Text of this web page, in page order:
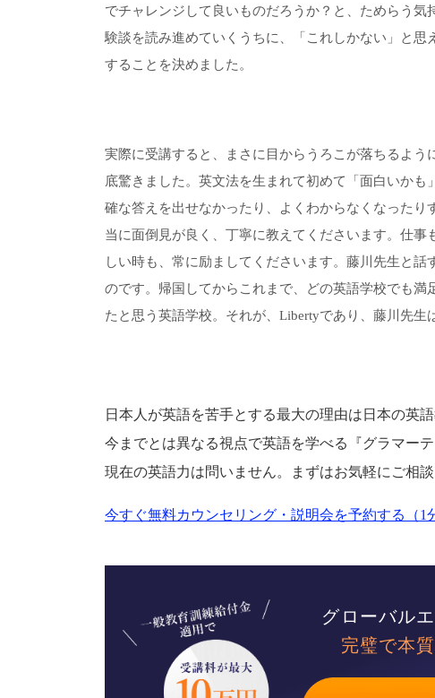
でチャレンジして良いものだろうか？と、ためらう
験談を読み進めていくうちに、「これしかない」と
することを決めました。
実際に受講すると、まさに目からうろこが落ちるよ
底驚きました。英文法を生まれて初めて「面白いか
確な答えを出せなかったり、よくわからなくなった
当に面倒見が良く、丁寧に教えてくださいます。仕
しい時も、常に励ましてくださいます。藤川先生と
のです。帰国してからこれまで、どの英語学校でも
たと思う英語学校。それが、Libertyであり、藤川先生
日本人が英語を苦手とする最大の理由は日本の英語
今までとは異なる視点で英語を学べる『グラマー
現在の英語力は問いません。まずはお気軽にご相談
今すぐ無料カウンセリング・説明会を予約する（1
グローバル
完璧で本